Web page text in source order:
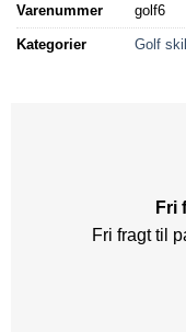
Varenummer golf6
Kategorier Golf
Fri
Fri fragt til